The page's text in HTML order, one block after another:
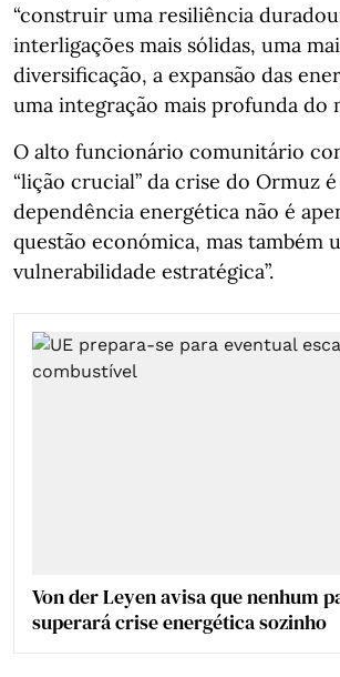
“construir uma resiliência
interligações mais sólidas, uma
diversificação, a expansão das
uma integração mais profunda do
O alto funcionário comunitário
“lição crucial” da crise do Ormuz é
dependência energética não é
questão económica, mas também
vulnerabilidade estratégica”.
Von der Leyen avisa que nenhum
superará crise energética sozinho